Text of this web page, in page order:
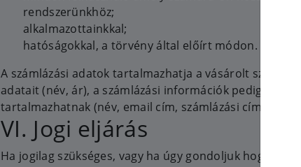
rendszerünkhöz;
alkalmazottainkkal;
hatóságokkal, a törvény által előírt módon.
A számlázási adatok tartalmazhatja a vásárolt
adatait (név, ár), a számlázási információk pedig
tartalmazhatnak (név, email cím, számlázási cím,
VI. Jogi eljárás
Ha jogilag szükséges, vagy ha úgy gondoljuk hogy ez